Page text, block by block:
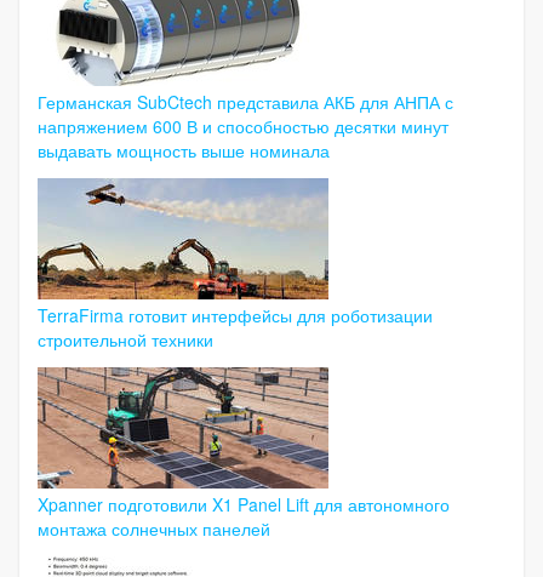
Германская SubCtech представила АКБ для АНПА с
напряжением 600 В и способностью десятки минут
выдавать мощность выше номинала
TerraFirma готовит интерфейсы для роботизации
строительной техники
Xpanner подготовили X1 Panel Lift для автономного
монтажа солнечных панелей